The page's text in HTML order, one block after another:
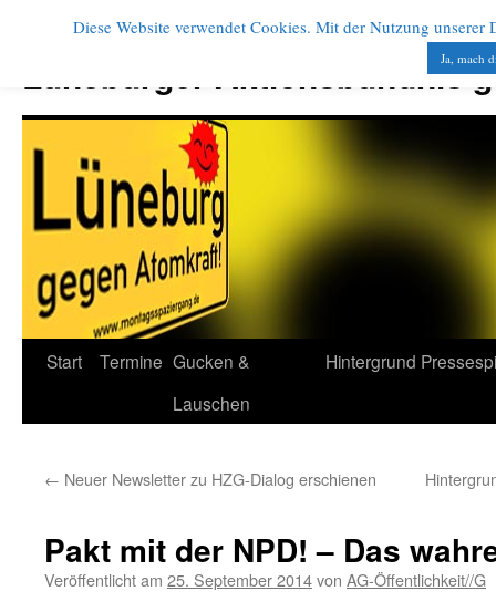
Lüneburger Aktionsbündnis
Start Termine Gucken &
Lauschen
Hintergrund
← Neuer Newsletter zu HZG-Dialog erschienen
Pakt mit der NPD! – Das
Veröffentlicht am 25. September 2014von AG-Öffentlichkeit//G
Diese Website verwendet Cookies. Mit der Nutzung
Ja, mach